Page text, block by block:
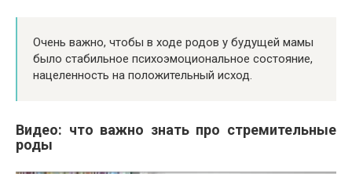
Очень важно, чтобы в ходе родов у будущей мамы
было стабильное психоэмоциональное состояние,
нацеленность на положительный исход.
Видео: что важно знать про стремительные
роды